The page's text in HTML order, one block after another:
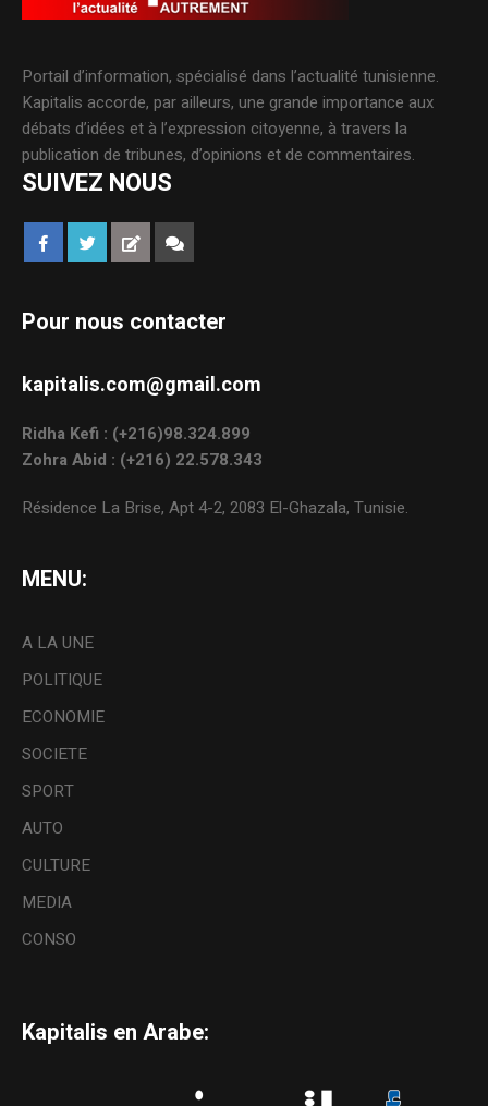
Portail d’information, spécialisé dans l’actualité tunisienne.
Kapitalis accorde, par ailleurs, une grande importance aux
débats d’idées et à l’expression citoyenne, à travers la
publication de tribunes, d’opinions et de commentaires.
SUIVEZ NOUS
Pour nous contacter
kapitalis.com@gmail.com
Ridha Kefi : (+216)98.324.899
Zohra Abid : (+216) 22.578.343
Résidence La Brise, Apt 4-2, 2083 El-Ghazala, Tunisie.
MENU:
A LA UNE
POLITIQUE
ECONOMIE
SOCIETE
SPORT
AUTO
CULTURE
MEDIA
CONSO
Kapitalis en Arabe: